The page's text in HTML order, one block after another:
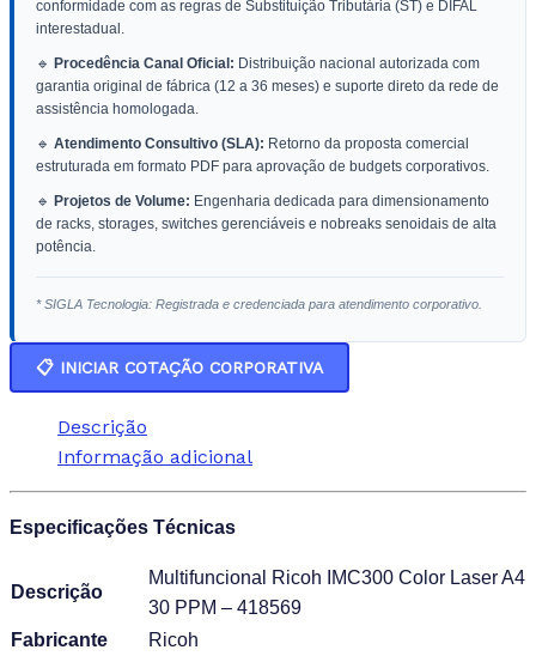
conformidade com as regras de Substituição Tributária (ST) e DIFAL
interestadual.
🔹 Procedência Canal Oficial: Distribuição nacional autorizada com
garantia original de fábrica (12 a 36 meses) e suporte direto da rede de
assistência homologada.
🔹 Atendimento Consultivo (SLA): Retorno da proposta comercial
estruturada em formato PDF para aprovação de budgets corporativos.
🔹 Projetos de Volume: Engenharia dedicada para dimensionamento
de racks, storages, switches gerenciáveis e nobreaks senoidais de alta
potência.
* SIGLA Tecnologia: Registrada e credenciada para atendimento corporativo.
📋 INICIAR COTAÇÃO CORPORATIVA
Descrição
Informação adicional
Especificações Técnicas
Descrição
Multifuncional Ricoh IMC300 Color Laser A4
30 PPM – 418569
Fabricante
Ricoh